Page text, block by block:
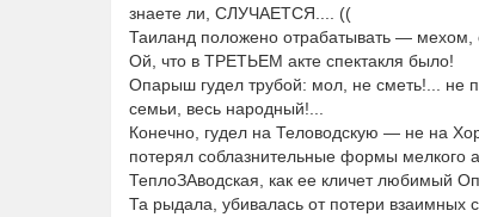
знаете ли, СЛУЧАЕТСЯ.... ((
Таиланд положено отрабатывать — мехом,
Ой, что в ТРЕТЬЕМ акте спектакля было!
Опарыш гудел трубой: мол, не сметь!...
семьи, весь народный!...
Конечно, гудел на Теловодскую — не на
потерял соблазнительные формы мелкого
ТеплоЗАводская, как ее кличет любимый
Та рыдала, убивалась от потери взаимных